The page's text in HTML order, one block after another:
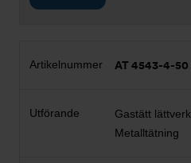
AT 4543-4-50
Gastätt lättverk,
Metalltätning